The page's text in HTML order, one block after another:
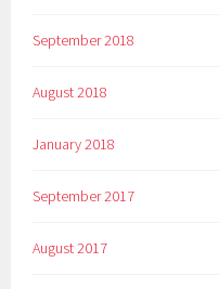
September 2018
August 2018
January 2018
September 2017
August 2017